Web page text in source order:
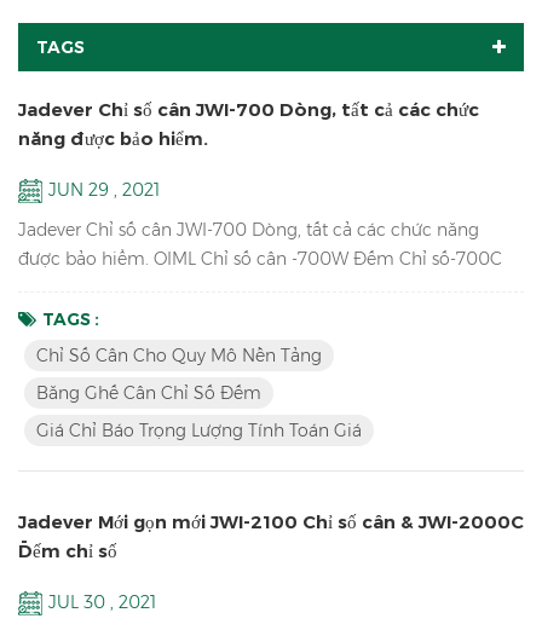
TAGS
Jadever Chỉ số cân JWI-700 Dòng, tất cả các chức
năng được bảo hiểm.
JUN 29 , 2021
Jadever Chỉ số cân JWI-700 Dòng, tất cả các chức năng
được bảo hiểm. OIML Chỉ số cân -700W Đếm Chỉ số-700C
số-700B dẫn màu đỏ trưng bày Chỉ số-710 Chỉ báo cân năng
lượng mặt trời -700S
TAGS :
Chỉ Số Cân Cho Quy Mô Nền Tảng
Băng Ghế Cân Chỉ Số Đếm
Giá Chỉ Báo Trọng Lượng Tính Toán Giá
Jadever Mới gọn mới JWI-2100 Chỉ số cân & JWI-2000C
Đếm chỉ số
JUL 30 , 2021